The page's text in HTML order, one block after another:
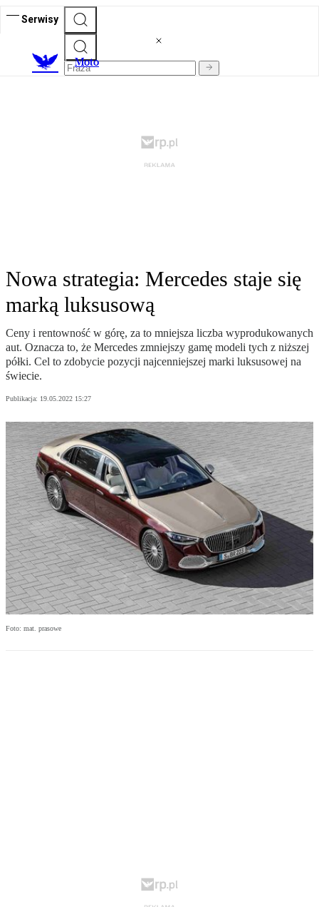
Serwisy
Moto
Nowa strategia: Mercedes staje się
marką luksusową
Ceny i rentowność w górę, za to mniejsza liczba wyprodukowanych
aut. Oznacza to, że Mercedes zmniejszy gamę modeli tych z niższej
półki. Cel to zdobycie pozycji najcenniejszej marki luksusowej na
świecie.
Publikacja: 19.05.2022 15:27
Foto: mat. prasowe